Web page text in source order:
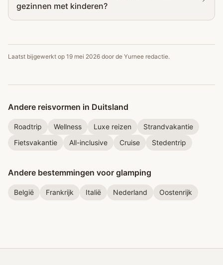
gezinnen met kinderen?
Laatst bijgewerkt op 19 mei 2026 door de Yurnee redactie.
Andere reisvormen in Duitsland
Roadtrip Wellness Luxe reizen
Strandvakantie
Fietsvakantie
All-inclusive Cruise Stedentrip
Andere bestemmingen voor glamping
België Frankrijk Italië Nederland Oostenrijk